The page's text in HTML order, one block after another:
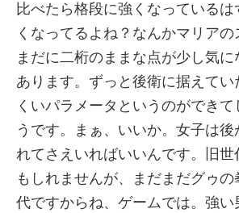
比べたら格段に強くなっている
くなってるよね？なんかマリア
まだに二桁のままな点が少し気
あります。ずっと後衛に据えてい
くいパラメータというのができて
うです。まぁ、いいか。女子は後
れてさえいればいいんです。旧
もしれませんが、まだまだグゥ
代ですからね、ゲームでは。強い